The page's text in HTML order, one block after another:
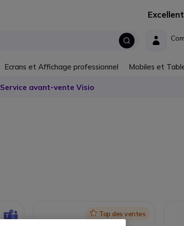
Excellent
Ecrans et Affichage professionnel Mobiles et
Service avant-vente Visio
IconTop des ventes